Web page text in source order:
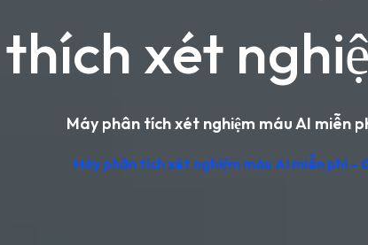
xét
Máy phân tích xét nghiệm máu AI miễn
Máy phân tích xét nghiệm máu AI miễn phí